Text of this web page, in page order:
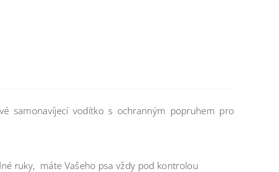
samonavíjecí vodítko s ochranným popruhem pro
ruky, máte Vašeho psa vždy pod kontrolou